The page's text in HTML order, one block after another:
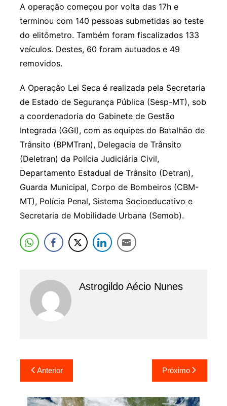
A operação começou por volta das 17h e
terminou com 140 pessoas submetidas ao teste
do elitômetro. Também foram fiscalizados 133
veículos. Destes, 60 foram autuados e 49
removidos.
A Operação Lei Seca é realizada pela Secretaria
de Estado de Segurança Pública (Sesp-MT), sob
a coordenadoria do Gabinete de Gestão
Integrada (GGI), com as equipes do Batalhão de
Trânsito (BPMTran), Delegacia de Trânsito
(Deletran) da Polícia Judiciária Civil,
Departamento Estadual de Trânsito (Detran),
Guarda Municipal, Corpo de Bombeiros (CBM-
MT), Polícia Penal, Sistema Socioeducativo e
Secretaria de Mobilidade Urbana (Semob).
Astrogildo Aécio Nunes
Navegação
de
Post
Anterior Próximo